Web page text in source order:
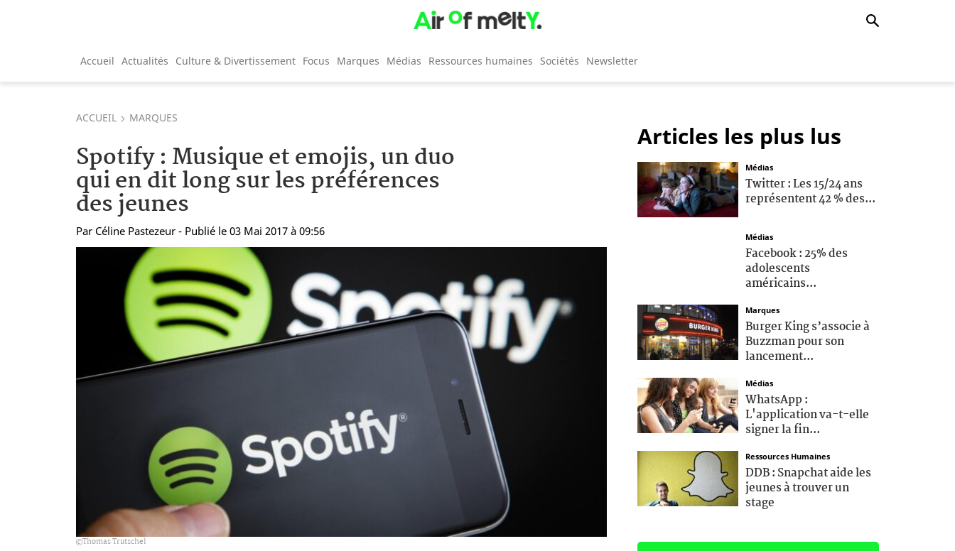
Accueil Actualités Culture & Divertissement Focus Marques Médias Ressources humaines Sociétés Newsletter
ACCUEIL MARQUES
Spotify : Musique et emojis, un duo
qui en dit long sur les préférences
des jeunes
Par Céline Pastezeur - Publié le 03 Mai 2017 à 09:56
Thomas Trutschel
Articles les plus lus
Médias
Twitter : Les 15/24 ans
représentent 42 % des...
Médias
Facebook : 25% des
adolescents
américains...
Marques
Burger King s’associe à
Buzzman pour son
lancement...
Médias
WhatsApp :
L'application va-t-elle
signer la fin...
Ressources Humaines
DDB : Snapchat aide les
jeunes à trouver un
stage